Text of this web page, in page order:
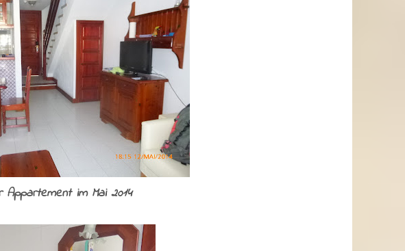
Appartement im Mai 2014